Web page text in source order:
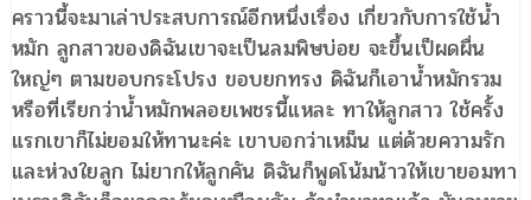
คราวนี้จะมาเล่าประสบการณ์อีกหนึ่งเรื่อง เกี่ยวกับการใช้น้ำ
หมัก ลูกสาวของดิฉันเขาจะเป็นลมพิษบ่อย จะขึ้นเป็ผดผื่น
ใหญ่ๆ ตามขอบกระโปรง ขอบยกทรง ดิฉันก็เอาน้ำหมักรวม
หรือที่เรียกว่าน้ำหมักพลอยเพชรนี้แหละ ทาให้ลูกสาว ใช้ครั้ง
แรกเขาก็ไม่ยอมให้ทานะค่ะ เขาบอกว่าเหม็น แต่ด้วยความรัก
และห่วงใยลูก ไม่ยากให้ลูกคัน ดิฉันก็พูดโน้มน้าวให้เขายอมทา